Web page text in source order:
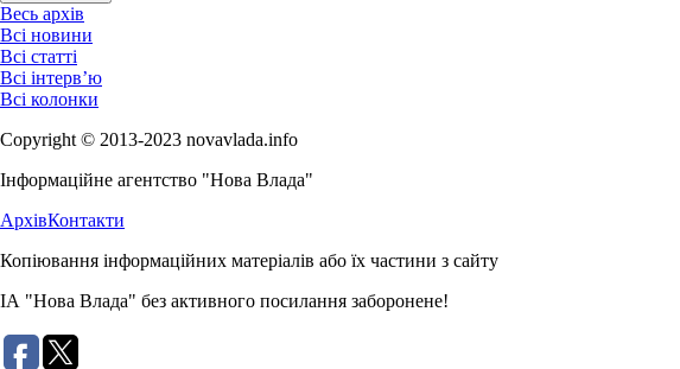
Весь архів
Всі новини
Всі статті
Всі інтерв’ю
Всі колонки
Copyright © 2013-2023 novavlada.info
Інформаційне агентство "Нова Влада"
АрхівКонтакти
Копіювання інформаційних матеріалів або їх частини з сайту
ІА "Нова Влада" без активного посилання заборонене!